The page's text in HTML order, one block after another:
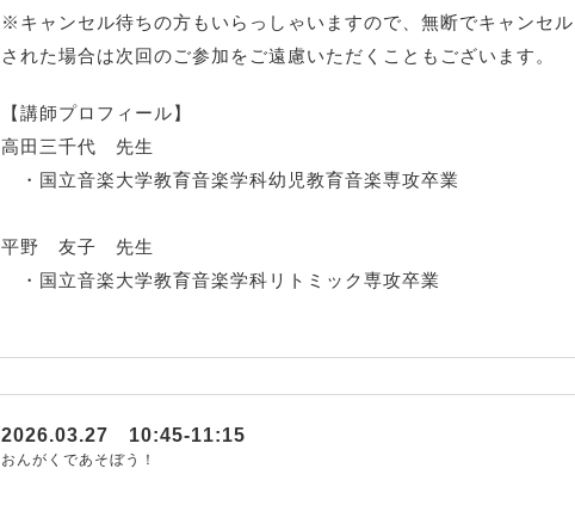
※キャンセル待ちの方もいらっしゃいますので、無断でキャンセル
された場合は次回のご参加をご遠慮いただくこともございます。
【講師プロフィール】
高田三千代 先生
・国立音楽大学教育音楽学科幼児教育音楽専攻卒業
平野 友子 先生
・国立音楽大学教育音楽学科リトミック専攻卒業
2026.03.27 10:45-11:15
おんがくであそぼう！